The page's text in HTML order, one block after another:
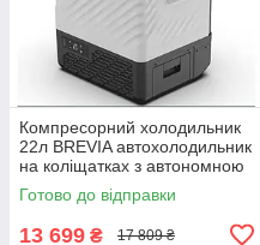
Компресорний холодильник
22л BREVIA автохолодильник
на коліщатках з автономною
роботою 12/24В 220В
пластиковий Сірий (22130)
Готово до відправки
13 699 ₴ 17 809 ₴